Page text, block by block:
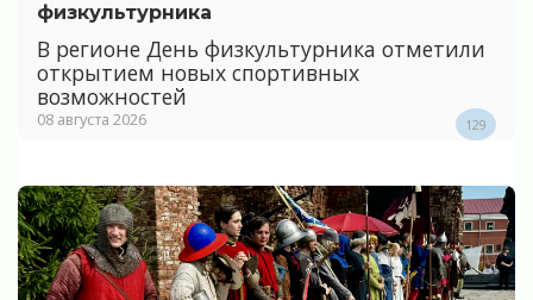
физкультурника
В регионе День физкультурника отметили
открытием новых спортивных
возможностей
08 августа 2026 129